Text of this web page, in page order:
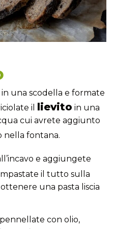
una scodella e formate
il lievito in una
cui avrete aggiunto
nella fontana.
e aggiungete
il tutto sulla
una pasta liscia
con olio,